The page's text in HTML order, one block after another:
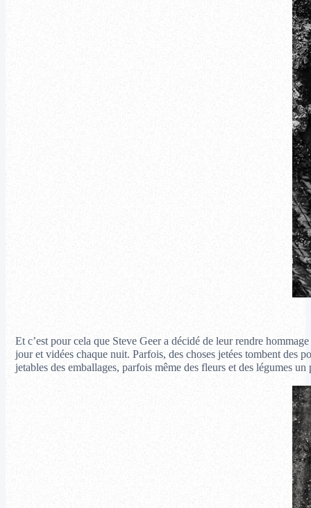
Et c’est pour cela que Steve Geer a décidé de leur rendre
jour et vidées chaque nuit. Parfois, des choses jetées tombent des
jetables des emballages, parfois même des fleurs et des légumes